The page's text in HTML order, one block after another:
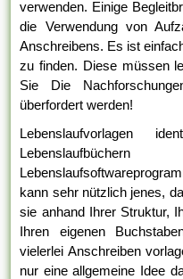
verwenden. Einige
die Verwendung von
Anschreibens. Es ist
zu finden. Diese müssen
Sie Die
überfordert werden!
Lebenslaufvorlagen
kann sehr nützlich jenes,
sie anhand Ihrer Struktur,
Ihren eigenen
vielerlei Anschreiben
nur eine allgemeine Idee